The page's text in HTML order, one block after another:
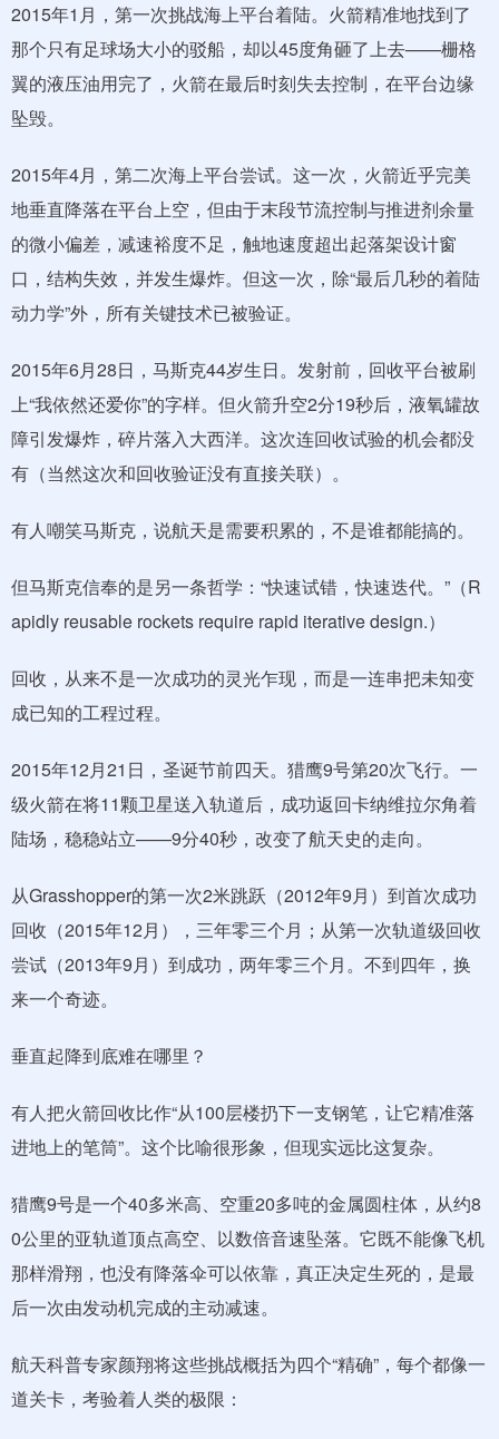
2015年1月，第一次挑战海上平台着陆。火箭精准地找到了
那个只有足球场大小的驳船，却以45度角砸了上去——栅格
翼的液压油用完了，火箭在最后时刻失去控制，在平台边缘
坠毁。
2015年4月，第二次海上平台尝试。这一次，火箭近乎完美
地垂直降落在平台上空，但由于末段节流控制与推进剂余量
的微小偏差，减速裕度不足，触地速度超出起落架设计窗
口，结构失效，并发生爆炸。但这一次，除“最后几秒的着陆
动力学”外，所有关键技术已被验证。
2015年6月28日，马斯克44岁生日。发射前，回收平台被刷
上“我依然还爱你”的字样。但火箭升空2分19秒后，液氧罐故
障引发爆炸，碎片落入大西洋。这次连回收试验的机会都没
有（当然这次和回收验证没有直接关联）。
有人嘲笑马斯克，说航天是需要积累的，不是谁都能搞的。
但马斯克信奉的是另一条哲学：“快速试错，快速迭代。”（R
apidly reusable rockets require rapid iterative design.）
回收，从来不是一次成功的灵光乍现，而是一连串把未知变
成已知的工程过程。
2015年12月21日，圣诞节前四天。猎鹰9号第20次飞行。一
级火箭在将11颗卫星送入轨道后，成功返回卡纳维拉尔角着
陆场，稳稳站立——9分40秒，改变了航天史的走向。
从Grasshopper的第一次2米跳跃（2012年9月）到首次成功
回收（2015年12月），三年零三个月；从第一次轨道级回收
尝试（2013年9月）到成功，两年零三个月。不到四年，换
来一个奇迹。
垂直起降到底难在哪里？
有人把火箭回收比作“从100层楼扔下一支钢笔，让它精准落
进地上的笔筒”。这个比喻很形象，但现实远比这复杂。
猎鹰9号是一个40多米高、空重20多吨的金属圆柱体，从约8
0公里的亚轨道顶点高空、以数倍音速坠落。它既不能像飞机
那样滑翔，也没有降落伞可以依靠，真正决定生死的，是最
后一次由发动机完成的主动减速。
航天科普专家颜翔将这些挑战概括为四个“精确”，每个都像一
道关卡，考验着人类的极限：